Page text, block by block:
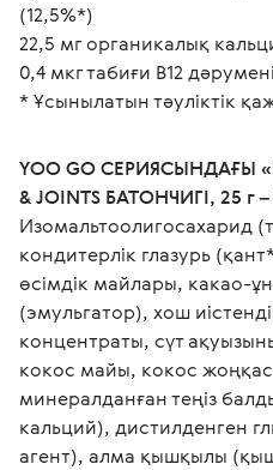
(12,5%*)
22,5 мг органикалық
0,4 мкг табиғи В12
* Ұсынылатын тәуліктік
YOO GO СЕРИЯСЫНДАҒЫ
& JOINTS БАТОНЧИГІ, 25 г
Изомальтоолигосахарид
кондитерлік глазурь
өсімдік майлары, какао-
(эмульгатор), хош
концентраты, сүт
кокос майы, кокос
минералданған теңіз
кальций), дистилденген
агент), алма қышқылы